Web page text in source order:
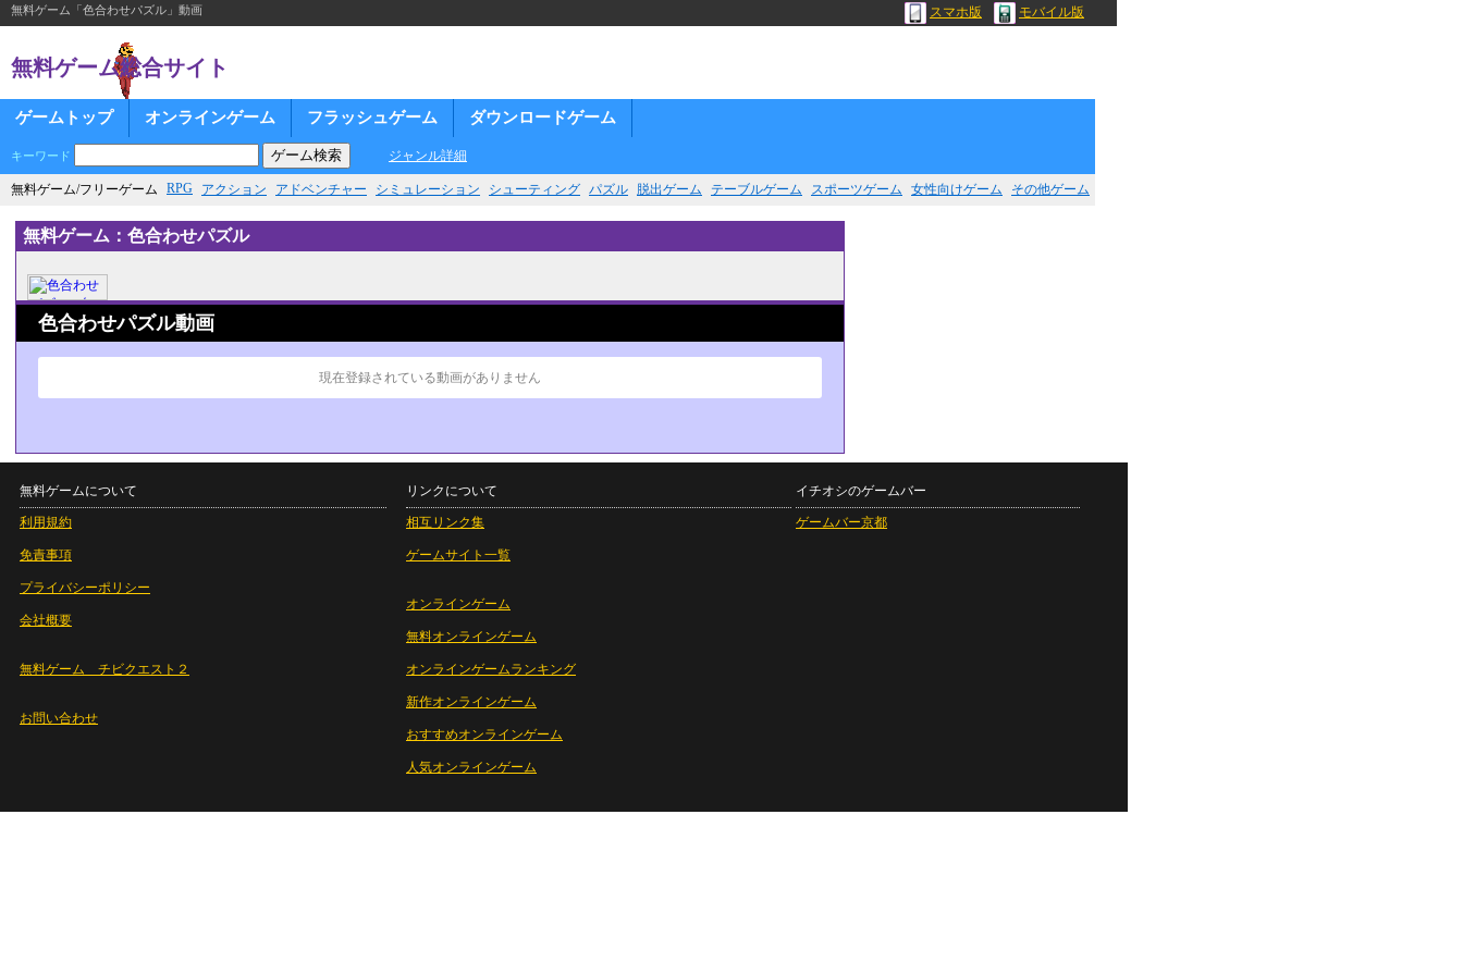
無料ゲーム「色合わせパズル」動画 スマホ版 モバイル版
無料ゲーム総合サイト
ゲームトップ オンラインゲーム フラッシュゲーム ダウンロードゲーム
キーワード ジャンル詳細
無料ゲーム/フリーゲーム RPG アクション アドベンチャー シミュレーション シューティング パズル 脱出ゲーム テーブルゲーム スポーツゲーム 女性向けゲーム その他ゲーム
無料ゲーム：色合わせパズル
色合わせパズル動画
現在登録されている動画がありません
無料ゲームについて
利用規約
免責事項
プライバシーポリシー
会社概要
無料ゲーム チビクエスト２
お問い合わせ
リンクについて
相互リンク集
ゲームサイト一覧
オンラインゲーム
無料オンラインゲーム
オンラインゲームランキング
新作オンラインゲーム
おすすめオンラインゲーム
人気オンラインゲーム
イチオシのゲームバー
ゲームバー京都